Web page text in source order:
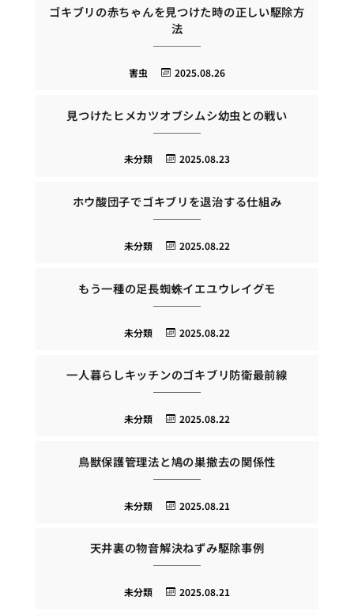
ゴキブリの赤ちゃんを見つけた時の正しい駆除方
法
2025.08.26
害虫
見つけたヒメカツオブシムシ幼虫との戦い
2025.08.23
未分類
ホウ酸団子でゴキブリを退治する仕組み
2025.08.22
未分類
もう一種の足長蜘蛛イエユウレイグモ
2025.08.22
未分類
一人暮らしキッチンのゴキブリ防衛最前線
2025.08.22
未分類
鳥獣保護管理法と鳩の巣撤去の関係性
2025.08.21
未分類
天井裏の物音解決ねずみ駆除事例
2025.08.21
未分類